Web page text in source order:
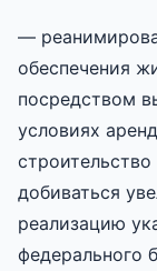
—
обеспечения
посредством
условиях
добиваться
реализацию
федерального